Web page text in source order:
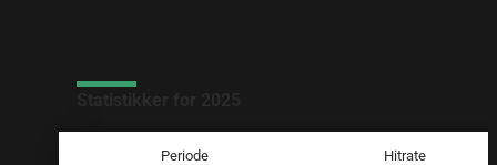
Periode Hitrate